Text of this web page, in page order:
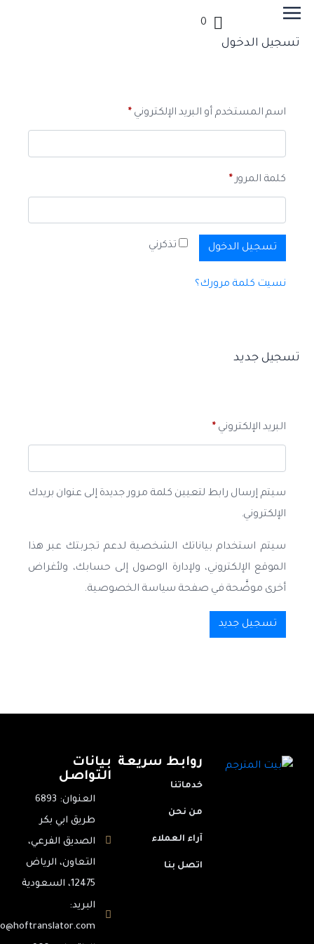
تسجيل الدخول
اسم المستخدم أو البريد الإلكتروني*
كلمة المرور*
تذكرني تسجيل الدخول
نسيت كلمة مرورك؟
تسجيل جديد
البريد الإلكتروني*
سيتم إرسال رابط لتعيين كلمة مرور جديدة إلى عنوان بريدك
الإلكتروني.
سيتم استخدام بياناتك الشخصية لدعم تجربتك عبر هذا
الموقع الإلكتروني، ولإدارة الوصول إلى حسابك، ولأغراض
أخرى موضَّحة في صفحة سياسة الخصوصية.
تسجيل جديد
روابط سريعة
خدماتنا
من نحن
آراء العملاء
اتصل بنا
بيانات
التواصل
العنوان: 6893
طريق ابي بكر
الصديق الفرعي،
التعاون، الرياض
12475، السعودية
البريد:
info@hoftranslator.com